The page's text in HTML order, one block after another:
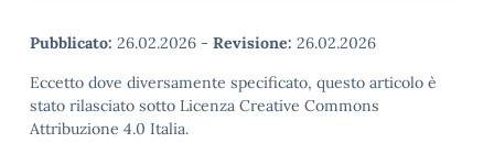
Pubblicato: 26.02.2026 - Revisione: 26.02.2026
Eccetto dove diversamente specificato, questo articolo è
stato rilasciato sotto Licenza Creative Commons
Attribuzione 4.0 Italia.